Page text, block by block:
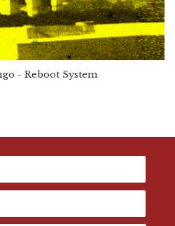
- Reboot System